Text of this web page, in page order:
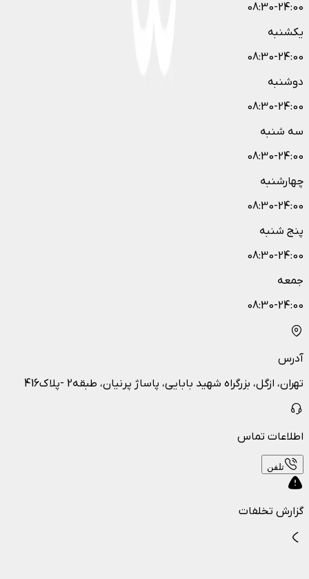
08:30-24:00
یکشنبه
08:30-24:00
دوشنبه
08:30-24:00
سه شنبه
08:30-24:00
چهارشنبه
08:30-24:00
پنج شنبه
08:30-24:00
جمعه
08:30-24:00
آدرس
تهران، ازگل، بزرگراه شهید بابایی، پاساژ پرنیان، طبقه2 -پلاک416
اطلاعات تماس
تلفن
گزارش تخلفات